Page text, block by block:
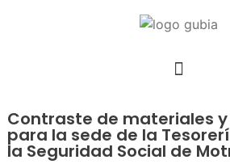
Contraste de materiales
para la sede de la
la Seguridad Social de